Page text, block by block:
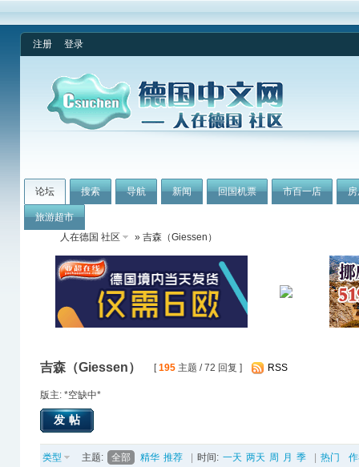
注册 登录
论坛 搜索 导航 新闻 回国机票 市百一店
旅游超市
人在德国 社区
» 吉森（Giessen）
吉森（Giessen） [195 主题 / 72 回复 ] RSS
版主: *空缺中*
发帖
类型 主题: 全部 精华 推荐 时间: 一天 两天 周 月 季 热门